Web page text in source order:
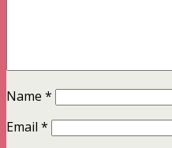
Name *
Email *